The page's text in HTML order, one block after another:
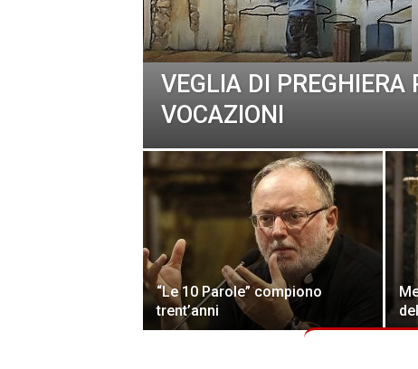
VEGLIA DI PREGHIERA
VOCAZIONI
“Le 10 Parole” compiono
trent’anni